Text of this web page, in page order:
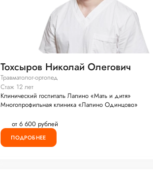
Тохсыров Николай Олегович
Травматолог-ортопед
Стаж 12 лет
Клинический госпиталь Лапино «Мать и дитя»
Многопрофильная клиника «Лапино Одинцово»
от 6 600 рублей
ПОДРОБНЕЕ